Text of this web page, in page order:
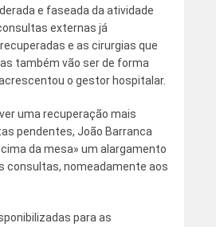
e faseada da atividade
externas já
e as cirurgias que
também vão ser de forma
o gestor hospitalar.
uma recuperação mais
pendentes, João Barranca
da mesa» um alargamento
consultas, nomeadamente aos
para as